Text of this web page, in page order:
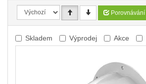
Porovnávání
Skladem Výprodej Akce